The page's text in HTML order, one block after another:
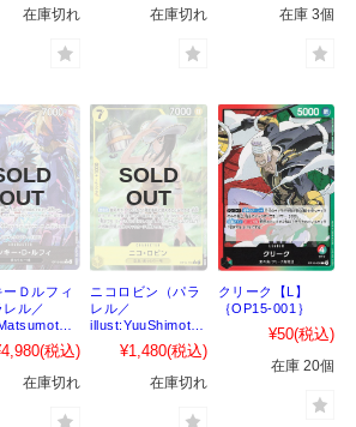
在庫切れ 在庫切れ 在庫 3個
ーＤルフィ
レル／
【R】
092｝(税込)
在庫切れ
ニコロビン（パラ
レル／
illust:YuuShimotsu
ki）【R】
｛OP15-109｝
¥1,480(税込)
在庫切れ
クリーク【L】
｛OP15-001｝
¥50(税込)
在庫 20個